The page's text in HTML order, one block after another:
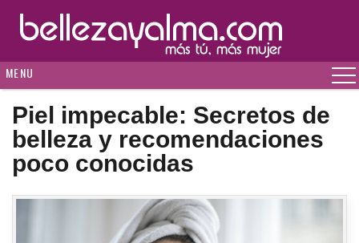
MENU
Piel impecable: Secretos de
belleza y recomendaciones
poco conocidas